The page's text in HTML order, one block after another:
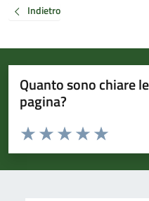
Indietro
Quanto sono chiare
pagina?
Valuta da 1 a 5 stelle la pagina
Valuta 5
Valuta 4 stelle
Valuta 3 stelle su 5
Valuta 2 stelle su 5
Valuta 1 stelle su 5